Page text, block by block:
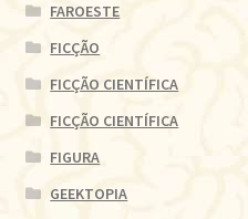
FAROESTE
FICÇÃO
FICÇÃO CIENTÍFICA
FICÇÃO CIENTÍFICA
FIGURA
GEEKTOPIA